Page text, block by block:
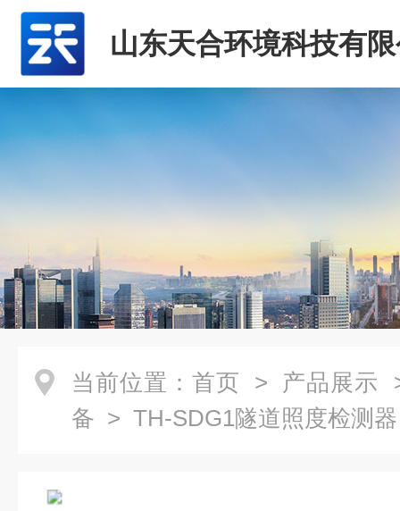
山东天合环境科技有
当前位置： 首页 > 产品展示
备 > TH-SDG1隧道照度检测器